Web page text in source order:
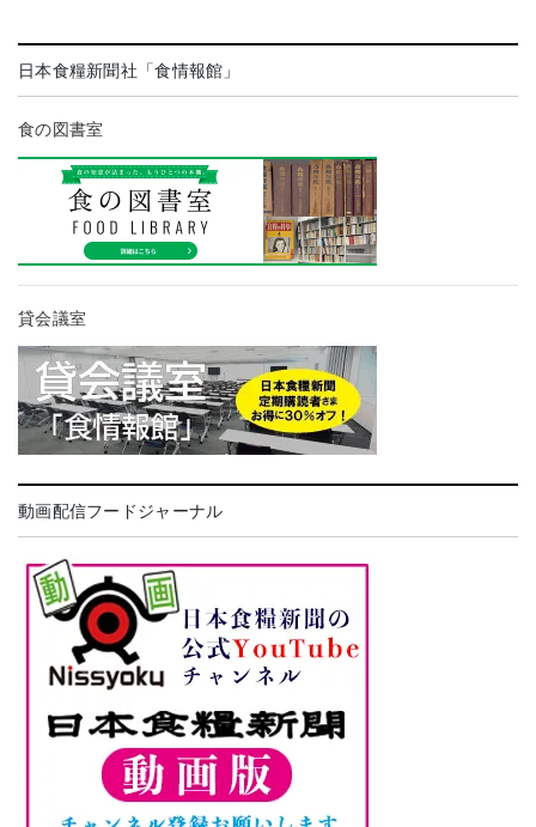
日本食糧新聞社「食情報館」
食の図書室
貸会議室
動画配信フードジャーナル